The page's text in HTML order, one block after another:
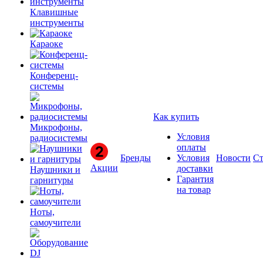
Клавишные
инструменты
Караоке
Конференц-
системы
Микрофоны,
радиосистемы
Наушники и
гарнитуры
Ноты,
самоучители
Акции
Бренды
Как купить
Условия
оплаты
Условия
доставки
Гарантия
на товар
Новости